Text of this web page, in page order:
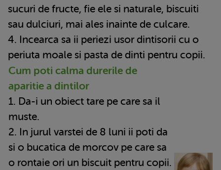
sucuri de fructe, fie ele si naturale, biscuiti
sau dulciuri, mai ales inainte de culcare.
4. Incearca sa ii periezi usor dintisorii cu o
periuta moale si pasta de dinti pentru copii.
Cum poti calma durerile de
aparitie a dintilor
1. Da-i un obiect tare pe care sa il
muste.
2. In jurul varstei de 8 luni ii poti da
si o bucatica de morcov pe care sa
o rontaie ori un biscuit pentru copii.